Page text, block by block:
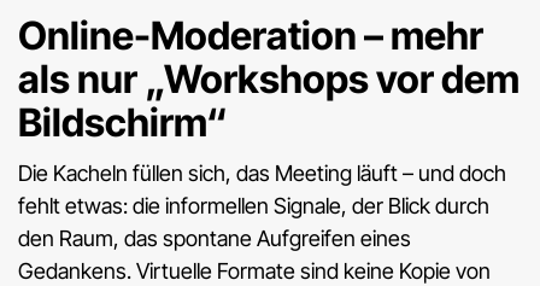
Online-Moderation – mehr
als nur „Workshops vor dem
Bildschirm“
Die Kacheln füllen sich, das Meeting läuft – und doch
fehlt etwas: die informellen Signale, der Blick durch
den Raum, das spontane Aufgreifen eines
Gedankens. Virtuelle Formate sind keine Kopie von